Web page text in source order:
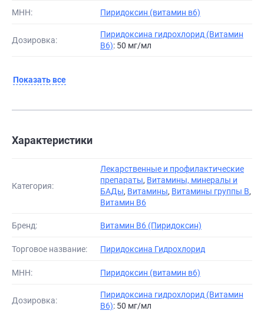
МНН: Пиридоксин (витамин в6)
Дозировка:
Пиридоксина гидрохлорид (Витамин
B6): 50 мг/мл
Показать все
Характеристики
Категория:
Лекарственные и профилактические
препараты, Витамины, минералы и
БАДы, Витамины, Витамины группы В,
Витамин В6
Бренд: Витамин B6 (Пиридоксин)
Торговое название: Пиридоксина Гидрохлорид
МНН: Пиридоксин (витамин в6)
Дозировка:
Пиридоксина гидрохлорид (Витамин
B6): 50 мг/мл